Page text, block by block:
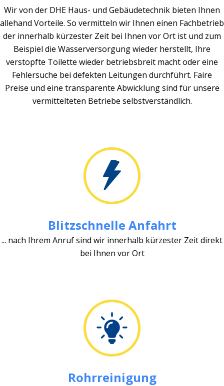
Wir von der DHE Haus- und Gebäudetechnik bieten Ihnen
allehand Vorteile. So vermitteln wir Ihnen einen Fachbetrieb
der innerhalb kürzester Zeit bei Ihnen vor Ort ist und zum
Beispiel die Wasserversorgung wieder herstellt, Ihre
verstopfte Toilette wieder betriebsbreit macht oder eine
Fehlersuche bei defekten Leitungen durchführt. Faire
Preise und eine transparente Abwicklung sind für unsere
vermittelteten Betriebe selbstverständlich.
Blitzschnelle Anfahrt
... nach Ihrem Anruf sind wir innerhalb kürzester Zeit direkt
bei Ihnen vor Ort
Rohrreinigung